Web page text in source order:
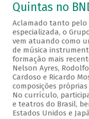
Quintas no
Aclamado tanto
especializada, o
vem atuando como
de música
formação mais
Nelson Ayres,
Cardoso e Ricardo
composições
No currículo,
e teatros do Brasil,
Estados Unidos e